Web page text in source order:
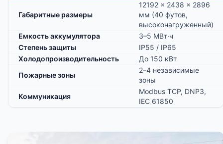
Габаритные размеры
12192 × 2438 × 2896
мм (40 футов,
высоконагруженный)
Емкость аккумулятора
3–5 МВт·ч
Степень защиты
IP55 / IP65
Холодопроизводительность
До 150 кВт
Пожарные зоны
2–4 независимые
зоны
Коммуникация
Modbus TCP, DNP3,
IEC 61850